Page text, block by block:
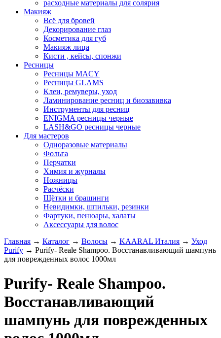
расходные материалы для солярия
Макияж
Всё для бровей
Декорирование глаз
Косметика для губ
Макияж лица
Кисти , кейсы, спонжи
Ресницы
Ресницы MACY
Ресницы GLAMS
Клеи, ремуверы, уход
Ламинирование ресниц и биозавивка
Инструменты для ресниц
ENIGMA ресницы черные
LASH&GO ресницы черные
Для мастеров
Одноразовые материалы
Фольга
Перчатки
Химия и журналы
Ножницы
Расчёски
Щётки и брашинги
Невидимки, шпильки, резинки
Фартуки, пенюары, халаты
Аксессуары для волос
Главная → Каталог → Волосы → KAARAL Италия → Уход
Purify → Purify- Reale Shampoo. Восстанавливающий шампунь
для поврежденных волос 1000мл
Purify- Reale Shampoo.
Восстанавливающий
шампунь для поврежденных